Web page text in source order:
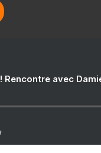
avec